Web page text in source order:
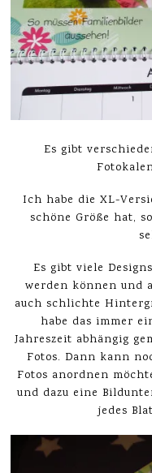
Es gibt
Ich habe die XL-
schöne Größe hat,
Es gibt viele
werden können und
auch schlichte
habe das immer
Jahreszeit abhängig
Fotos. Dann kann
Fotos anordnen
und dazu eine
jedes